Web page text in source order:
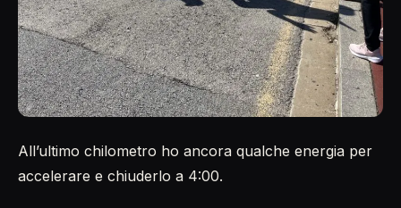
All’ultimo chilometro ho ancora qualche energia per
accelerare e chiuderlo a 4:00.